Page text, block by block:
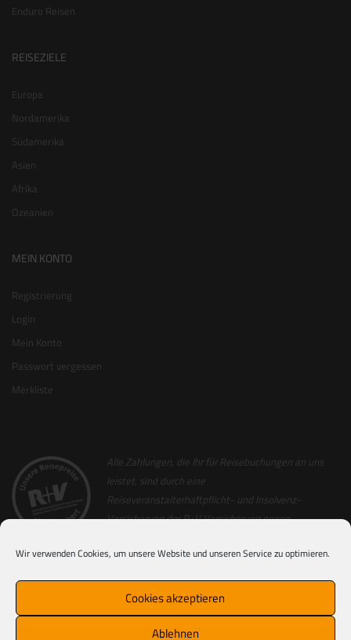
Wir verwenden Cookies, um unsere Website und unseren Service zu optimieren.
Cookies akzeptieren
Ablehnen
Enduro Reisen
REISEZIELE
Europa
Nordamerika
Südamerika
Asien
Afrika
Ozeanien
MEIN KONTO
Registrierung
Login
Mein Konto
Passwort vergessen
Merkliste
Alle Zahlungen, die Ihr für Reisebuchungen an uns
leistet, sind durch eine
Reiseveranstalterhaftpflicht- und Insolvenz-
Versicherung der R+V Versicherung gegen
erhaltet Ihr zusammen mit der Reiserechnung
Buchungen). Für alle Reisen, die von Partner-Veranstaltern von uns
durchgeführt werden, erhaltet Ihr direkt von den entsprechenden
Veranstaltern die Rechnung ebenfalls in Verbindung mit einem